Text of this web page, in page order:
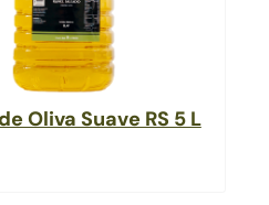
Oliva Suave RS 5 L